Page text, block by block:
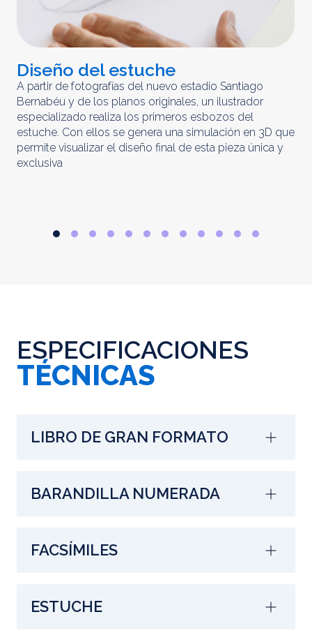
Diseño del estuche
A partir de fotografías del nuevo estadio Santiago
Bernabéu y de los planos originales, un ilustrador
especializado realiza los primeros esbozos del
estuche. Con ellos se genera una simulación en 3D que
permite visualizar el diseño final de esta pieza única y
exclusiva
ESPECIFICACIONES
TÉCNICAS
LIBRO DE GRAN FORMATO
BARANDILLA NUMERADA
FACSÍMILES
ESTUCHE